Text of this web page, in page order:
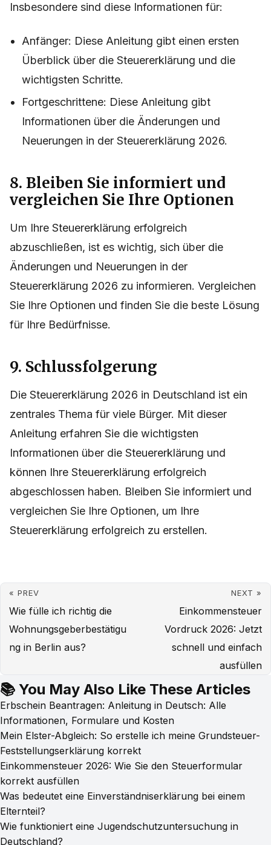
Insbesondere sind diese Informationen für:
Anfänger: Diese Anleitung gibt einen ersten
Überblick über die Steuererklärung und die
wichtigsten Schritte.
Fortgeschrittene: Diese Anleitung gibt
Informationen über die Änderungen und
Neuerungen in der Steuererklärung 2026.
8. Bleiben Sie informiert und
vergleichen Sie Ihre Optionen
Um Ihre Steuererklärung erfolgreich
abzuschließen, ist es wichtig, sich über die
Änderungen und Neuerungen in der
Steuererklärung 2026 zu informieren. Vergleichen
Sie Ihre Optionen und finden Sie die beste Lösung
für Ihre Bedürfnisse.
9. Schlussfolgerung
Die Steuererklärung 2026 in Deutschland ist ein
zentrales Thema für viele Bürger. Mit dieser
Anleitung erfahren Sie die wichtigsten
Informationen über die Steuererklärung und
können Ihre Steuererklärung erfolgreich
abgeschlossen haben. Bleiben Sie informiert und
vergleichen Sie Ihre Optionen, um Ihre
Steuererklärung erfolgreich zu erstellen.
« PREV
Wie fülle ich richtig die
Wohnungsgeberbestätigu
ng in Berlin aus?
NEXT »
Einkommensteuer
Vordruck 2026: Jetzt
schnell und einfach
ausfüllen
📚 You May Also Like These Articles
Erbschein Beantragen: Anleitung in Deutsch: Alle
Informationen, Formulare und Kosten
Mein Elster-Abgleich: So erstelle ich meine Grundsteuer-
Feststellungserklärung korrekt
Einkommensteuer 2026: Wie Sie den Steuerformular
korrekt ausfüllen
Was bedeutet eine Einverständniserklärung bei einem
Elternteil?
Wie funktioniert eine Jugendschutzuntersuchung in
Deutschland?